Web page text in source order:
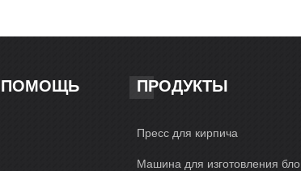
и надежность. Присоединяйтесь к лиге
в мире строительства.
ПОМОЩЬ ПРОДУКТЫ
Пресс для кирпича
Машина для изготовления